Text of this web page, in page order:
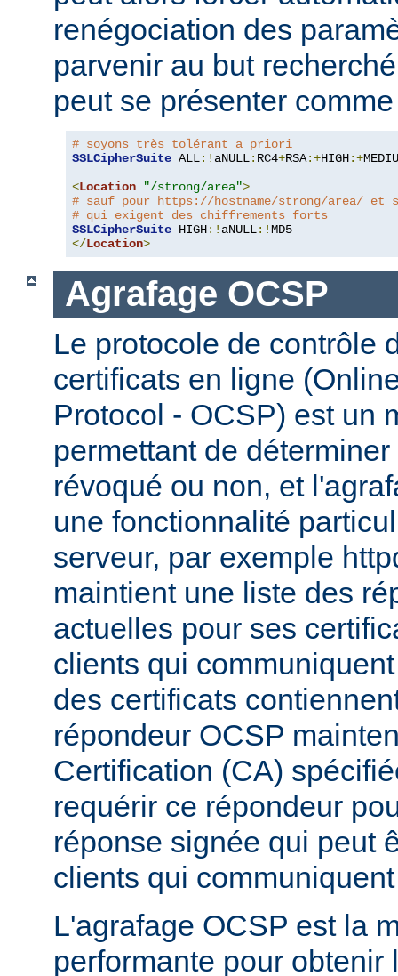
renégociation des
parvenir au but
peut se présenter
# soyons très tolérant a priori
SSLCipherSuite ALL:! aNULL: RC4+RSA:+HIGH:+
<Location "/strong/area">
# sauf pour https://hostname/strong/area/ et
# qui exigent des chiffrements forts
SSLCipherSuite HIGH:! aNULL:!
</Location>
Agrafage OCSP
Le protocole de contrôle
certificats en ligne
Protocol - OCSP) est un
permettant de
révoqué ou non, et
une fonctionnalité
serveur, par exemple
maintient une liste des
actuelles pour ses
clients qui
des certificats
répondeur OCSP
Certification (CA)
requérir ce répondeur
réponse signée qui peut
clients qui
L'agrafage OCSP est la
performante pour obtenir